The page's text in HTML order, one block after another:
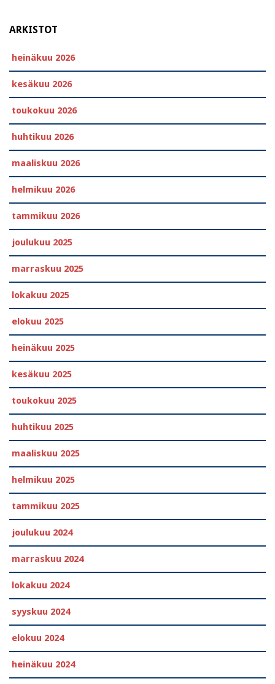
ARKISTOT
heinäkuu 2026
kesäkuu 2026
toukokuu 2026
huhtikuu 2026
maaliskuu 2026
helmikuu 2026
tammikuu 2026
joulukuu 2025
marraskuu 2025
lokakuu 2025
elokuu 2025
heinäkuu 2025
kesäkuu 2025
toukokuu 2025
huhtikuu 2025
maaliskuu 2025
helmikuu 2025
tammikuu 2025
joulukuu 2024
marraskuu 2024
lokakuu 2024
syyskuu 2024
elokuu 2024
heinäkuu 2024